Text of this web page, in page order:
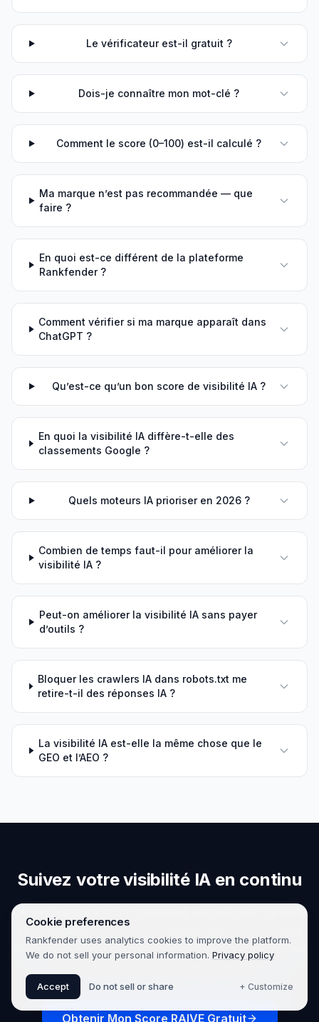
Le vérificateur est-il gratuit ?
Dois-je connaître mon mot-clé ?
Comment le score (0–100) est-il calculé ?
Ma marque n’est pas recommandée — que
faire ?
En quoi est-ce différent de la plateforme
Rankfender ?
Comment vérifier si ma marque apparaît dans
ChatGPT ?
Qu’est-ce qu’un bon score de visibilité IA ?
En quoi la visibilité IA diffère-t-elle des
classements Google ?
Quels moteurs IA prioriser en 2026 ?
Combien de temps faut-il pour améliorer la
visibilité IA ?
Peut-on améliorer la visibilité IA sans payer
d’outils ?
Bloquer les crawlers IA dans robots.txt me
retire-t-il des réponses IA ?
La visibilité IA est-elle la même chose que le
GEO et l’AEO ?
Suivez votre visibilité IA en continu
Ce vérificateur est un instantané. Rankfender surveille
votre visibilité sur tous les grands moteurs IA et tous
vos mots-clés, suit les concurrents et vous remet une
Obtenir Mon Score RAIVE Gratuit
Cookie preferences
Rankfender uses analytics cookies to improve the platform.
We do not sell your personal information. Privacy policy
Accept Do not sell or share + Customize